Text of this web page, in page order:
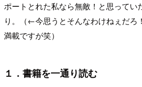
ポートとれた私なら無敵！と思ってい
り。（←今思うとそんなわけねぇだろ
満載ですが笑）
１．書籍を一通り読む